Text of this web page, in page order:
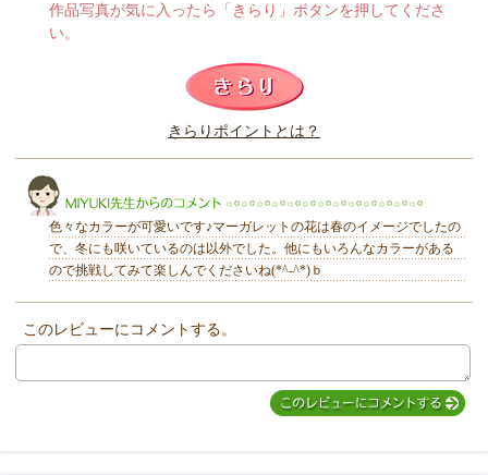
このレビューは参考になりましたか？
作品写真が気に入ったら「きらり」ボタンを押してくださ
い。
きらり
きらりポイントとは？
MIYUKI先生からのコメント
色々なカラーが可愛いです♪マーガレットの花は春のイメージでしたの
で、冬にも咲いているのは以外でした。他にもいろんなカラーがある
ので挑戦してみて楽しんでくださいね(*^-^*)ｂ
このレビューにコメントする。